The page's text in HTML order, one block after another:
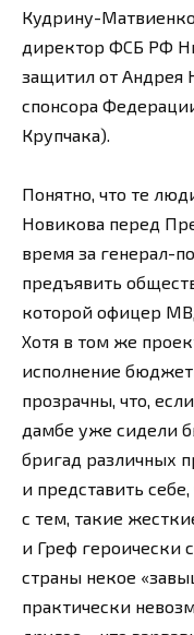
Кудрину-
директор ФСБ РФ
защитил от Андрея
спонсора
Крупчака).
Понятно, что те
Новикова перед
время за генерал-
предъявить
которой офицер
Хотя в том же
исполнение
прозрачны, что,
дамбе уже сидели
бригад различных
и представить
с тем, такие
и Греф героически
страны некое
практически